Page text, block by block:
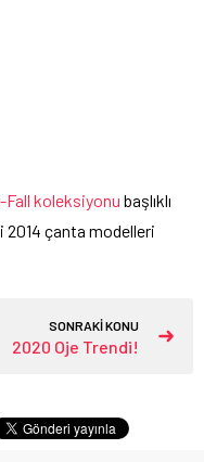
Fall koleksiyonu başlıklı
2014 çanta modelleri
SONRAKİ KONU
2020 Oje Trendi!